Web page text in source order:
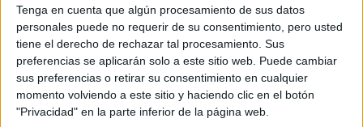
Tenga en cuenta que algún procesamiento de sus datos
personales puede no requerir de su consentimiento, pero usted
tiene el derecho de rechazar tal procesamiento. Sus
preferencias se aplicarán solo a este sitio web. Puede cambiar
sus preferencias o retirar su consentimiento en cualquier
momento volviendo a este sitio y haciendo clic en el botón
"Privacidad" en la parte inferior de la página web.